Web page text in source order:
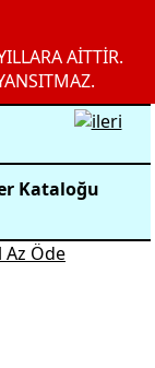
AİTTİR.
Kataloğu